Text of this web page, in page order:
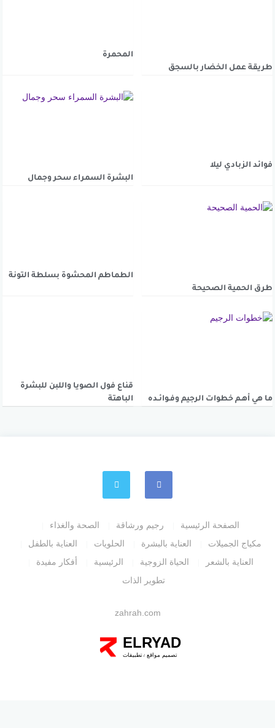
طريقة عمل الخضار بالسجق
المحمرة
فوائد الزبادي ليلا
البشرة السمراء سحر وجمال
طرق الحمية الصحيحة
الطماطم المحشوة بسلطة التونة
ما هي أهـم خطوات الرجيم وفـوائـده
قناع فول الصويا واللبن للبشرة
الباهتة
الصفحة الرئيسية رجيم ورشاقة
الصحة والغذاء
مكياج الجميلات
العناية بالبشرة الحلويات
العناية بالطفل
العناية بالشعر
الحياة الزوجية الرئيسية
أفكار مفيدة
تطوير الذات
zahrah.com
ELRYAD
تصميم مواقع / تطبيقات